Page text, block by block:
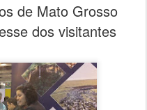
de Mato Grosso
dos visitantes